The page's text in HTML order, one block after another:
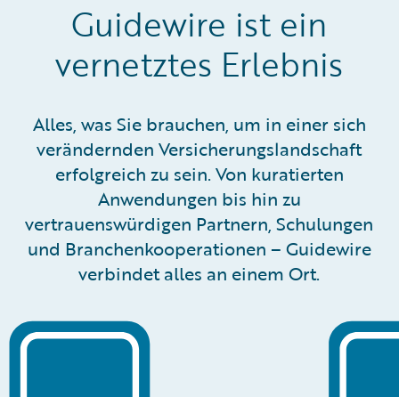
Guidewire ist ein
vernetztes Erlebnis
Alles, was Sie brauchen, um in einer sich
verändernden Versicherungslandschaft
erfolgreich zu sein. Von kuratierten
Anwendungen bis hin zu
vertrauenswürdigen Partnern, Schulungen
und Branchenkooperationen – Guidewire
verbindet alles an einem Ort.